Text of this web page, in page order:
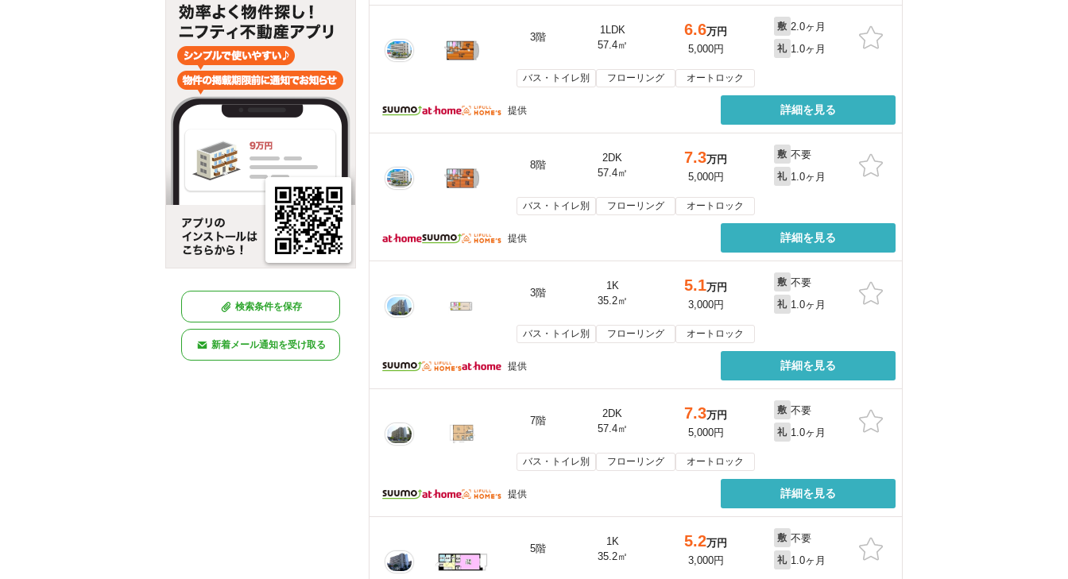
検索条件を保存
新着メール通知を受け取る
3階
1LDK
57.4㎡
6.6万円
5,000円
敷 2.0ヶ月
礼 1.0ヶ月
バス・トイレ別 フローリング オートロック
提供 詳細を見る
8階
2DK
57.4㎡
7.3万円
5,000円
敷 不要
礼 1.0ヶ月
バス・トイレ別 フローリング オートロック
提供 詳細を見る
3階
1K
35.2㎡
5.1万円
3,000円
敷 不要
礼 1.0ヶ月
バス・トイレ別 フローリング オートロック
提供 詳細を見る
7階
2DK
57.4㎡
7.3万円
5,000円
敷 不要
礼 1.0ヶ月
バス・トイレ別 フローリング オートロック
提供 詳細を見る
5階
1K
35.2㎡
5.2万円
3,000円
敷 不要
礼 1.0ヶ月